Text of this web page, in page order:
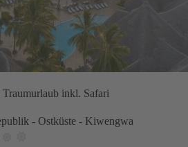
inkl. Safari
- Ostküste - Kiwengwa